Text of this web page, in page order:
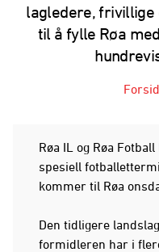
lagledere,
til å fylle Røa
Røa IL og Røa
spesiell
kommer til Røa
Den tidligere
formidleren har i